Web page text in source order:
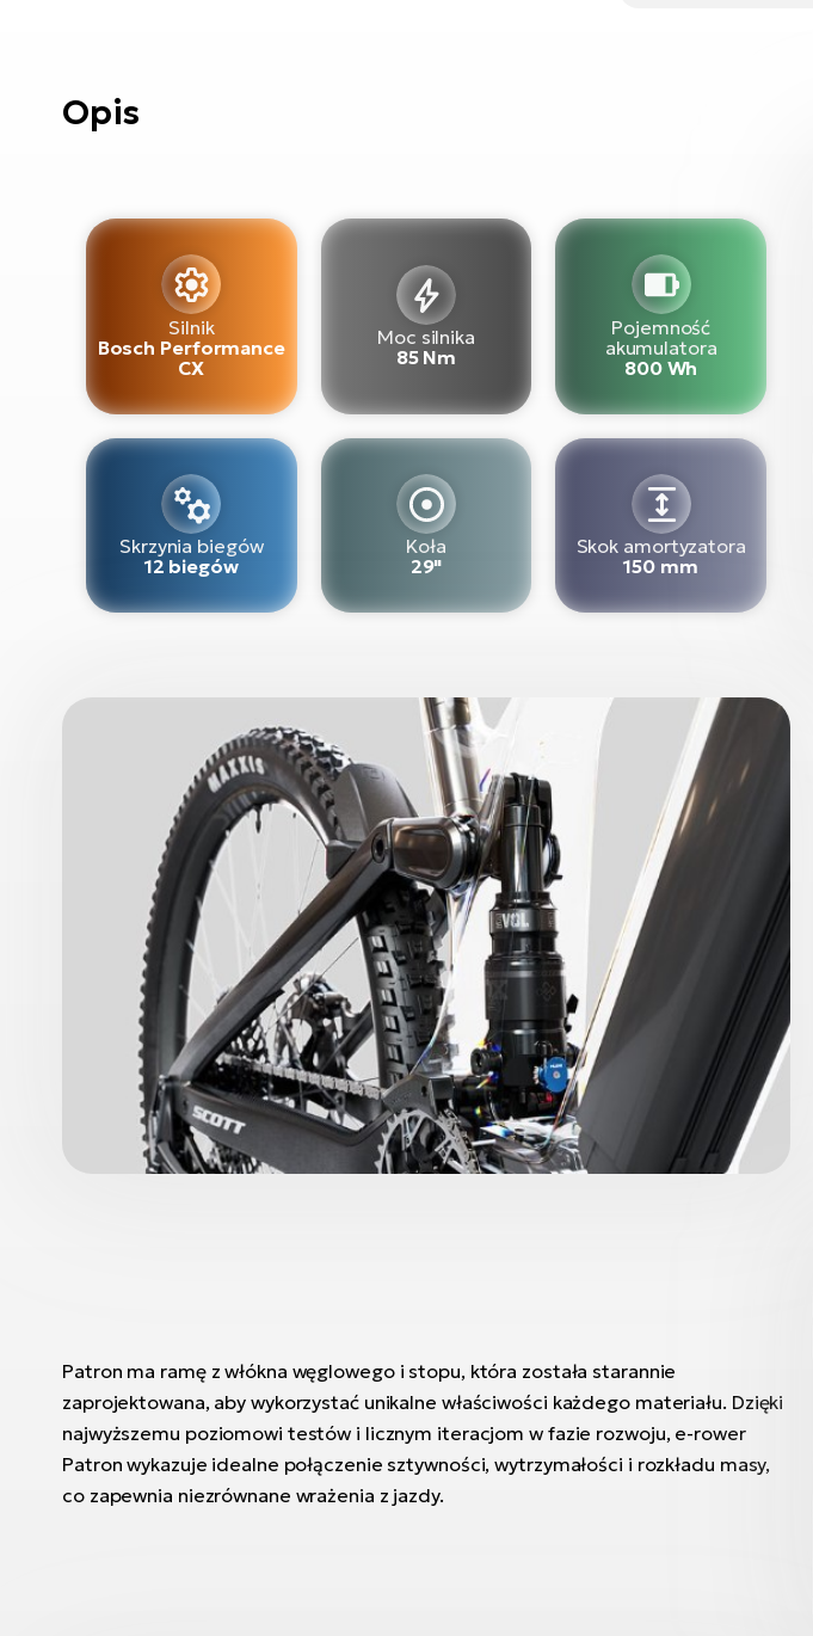
Opis
Silnik
Bosch Performance
CX
Moc silnika
85 Nm
Pojemność
akumulatora
800 Wh
Skrzynia biegów
12 biegów
Koła
29"
Skok amortyzatora
150 mm
Patron ma ramę z włókna węglowego i stopu, która została starannie
zaprojektowana, aby wykorzystać unikalne właściwości każdego materiału. Dzięki
najwyższemu poziomowi testów i licznym iteracjom w fazie rozwoju, e-rower
Patron wykazuje idealne połączenie sztywności, wytrzymałości i rozkładu masy,
co zapewnia niezrównane wrażenia z jazdy.